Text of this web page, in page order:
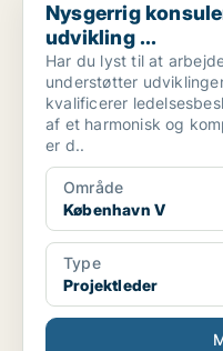
Nysgerrig
udvikling ...
Har du lyst til at
understøtter
kvalificerer
af et harmonisk og
er d..
Område
København V
Type
Projektleder